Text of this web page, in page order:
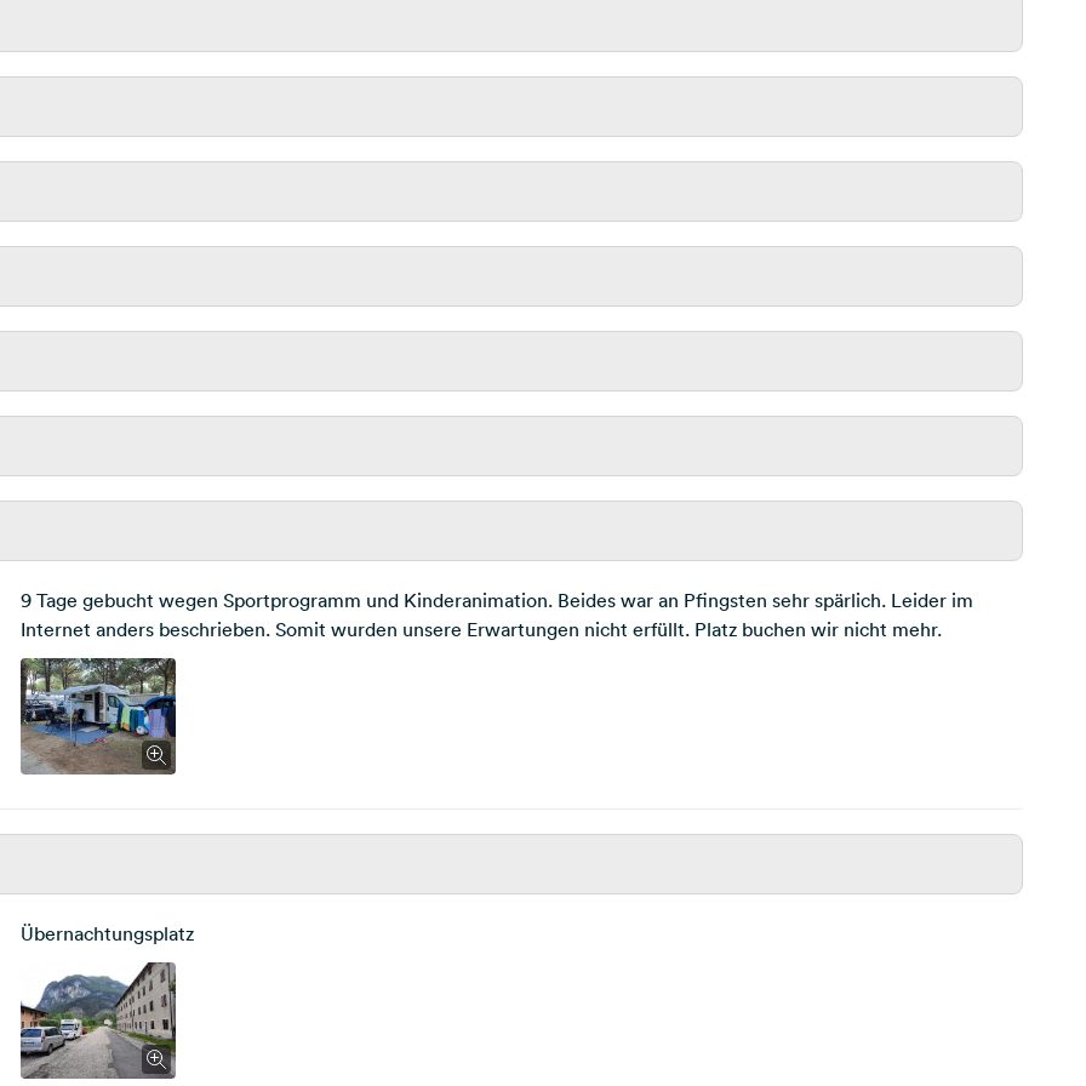
9 Tage gebucht wegen Sportprogramm und Kinderanimation. Beides war an Pfingsten sehr spärlich. Leider im
Internet anders beschrieben. Somit wurden unsere Erwartungen nicht erfüllt. Platz buchen wir nicht mehr.
Übernachtungsplatz